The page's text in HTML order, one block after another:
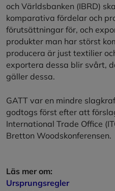
och Världsbanken (IBRD)
komparativa fördelar och
förutsättningar för, och
produkter man har störst
producera är just textilier
exportera dessa blir svårt,
gäller dessa.
GATT var en mindre
godtogs först efter att
International Trade Office
Bretton Woodskonferensen.
Läs mer om:
Ursprungsregler